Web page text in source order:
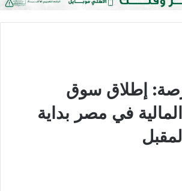
إطلاق سوق
في مصر بداية